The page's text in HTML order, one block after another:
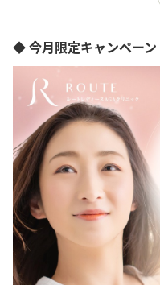
アートメイク
◆ 今月限定キャンペーン